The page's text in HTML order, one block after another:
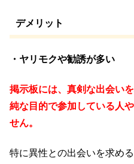
デメリット
・ヤリモクや勧誘が多い
掲示板には、真剣な出会い
純な目的で参加している人
せん。
特に異性との出会いを求め